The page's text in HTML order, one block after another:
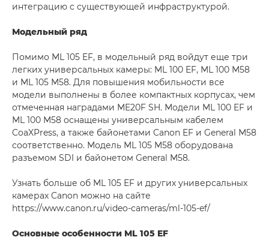
интеграцию с существующей инфраструктурой.
Модельный ряд
Помимо ML 105 EF, в модельный ряд войдут еще три
легких универсальных камеры: ML 100 EF, ML 100 M58
и ML 105 M58. Для повышения мобильности все
модели выполнены в более компактных корпусах, чем
отмеченная наградами ME20F SH. Модели ML 100 EF и
ML 100 M58 оснащены универсальным кабелем
CoaXPress, а также байонетами Canon EF и General М58
соответственно. Модель ML 105 M58 оборудована
разъемом SDI и байонетом General M58.
Узнать больше об ML 105 EF и других универсальных
камерах Canon можно на сайте
https://www.canon.ru/video-cameras/ml-105-ef/
Основные особенности ML 105 EF